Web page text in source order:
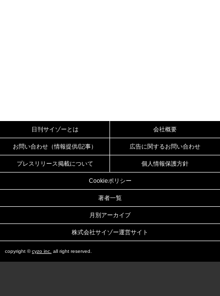
日刊サイゾーとは 会社概要
お問い合わせ（情報提供/記事） 広告に関するお問い合わせ
プレスリリース掲載について 個人情報保護方針
Cookieポリシー
著者一覧
月別アーカイブ
株式会社サイゾー運営サイト
copyright ©cyzo inc. all right reserved.